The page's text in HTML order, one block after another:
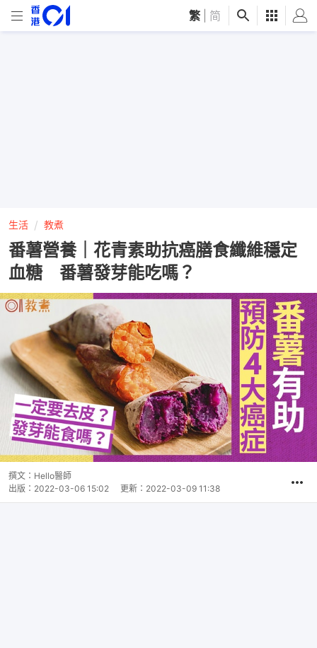
繁 简
生活 教煮
番薯營養｜花青素助抗癌膳食纖維穩定
血糖 番薯發芽能吃嗎？
撰文： Hello醫師
出版： 2022-03-06 15:02 更新： 2022-03-09 11:38